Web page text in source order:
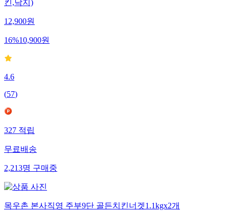
킨,낙지)
12,900원
16%10,900원
4.6
(57)
327적립
무료배송
2,213명구매중
목우촌 본사직영 주부9단 골든치킨너겟1.1kgx2개